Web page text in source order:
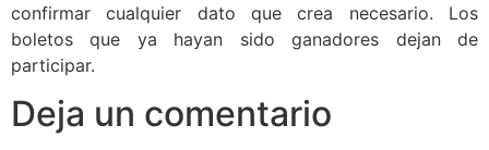
confirmar cualquier dato que crea necesario. Los
boletos que ya hayan sido ganadores dejan de
participar.
Deja un comentario